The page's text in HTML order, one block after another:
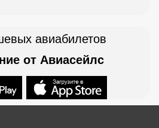
авиабилетов
от Авиасейлс